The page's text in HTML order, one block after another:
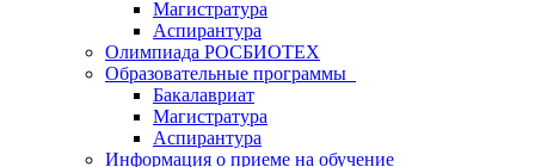
Магистратура
Аспирантура
Олимпиада РОСБИОТЕХ
Образовательные программы
Бакалавриат
Магистратура
Аспирантура
Информация о приеме на обучение